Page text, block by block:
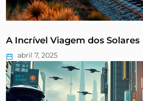
A Incrível Viagem dos Solares
abril 7, 2025